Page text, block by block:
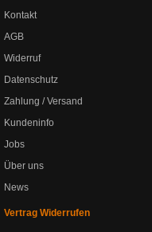
Kontakt
AGB
Widerruf
Datenschutz
Zahlung / Versand
Kundeninfo
Jobs
Über uns
News
Vertrag Widerrufen